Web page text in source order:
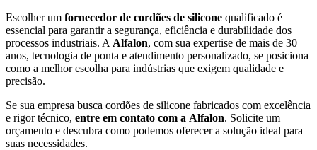
Escolher um fornecedor de cordões de silicone qualificado é
essencial para garantir a segurança, eficiência e durabilidade dos
processos industriais. A Alfalon, com sua expertise de mais de 30
anos, tecnologia de ponta e atendimento personalizado, se posiciona
como a melhor escolha para indústrias que exigem qualidade e
precisão.
Se sua empresa busca cordões de silicone fabricados com excelência
e rigor técnico, entre em contato com a Alfalon. Solicite um
orçamento e descubra como podemos oferecer a solução ideal para
suas necessidades.